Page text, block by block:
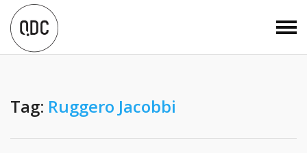
Tag: Ruggero Jacobbi